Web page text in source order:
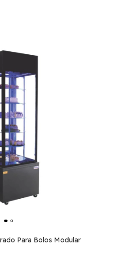
Para Bolos Modular